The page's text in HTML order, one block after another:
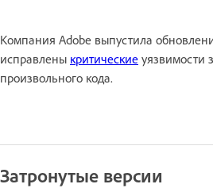
Компания Adobe выпустила
исправлены критические уязвимости
произвольного кода.
Затронутые версии